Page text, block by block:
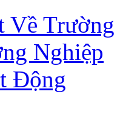
Về Trường
Nghiệp
Động